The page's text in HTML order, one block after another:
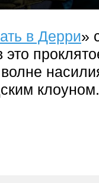
в Дерри»
клоуном.